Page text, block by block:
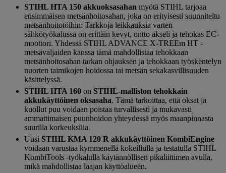
STIHL HTA 150 akkuoksasahan myötä STIHL tarjoaa
ensimmäisen metsänhoitosahan, joka on erityisesti suunniteltu
metsänhoitotöihin: Tarkkoja leikkauksia varten
sähkötyökalussa on erittäin kevyt, ontto akseli ja tehokas EC-
moottori. Yhdessä STIHL ADVANCE X-TREEm HT -
metsävaljaiden kanssa tämä mahdollistaa tehokkaan
metsänhoitosahan tarkan ohjauksen ja tehokkaan työskentelyn
nuorten taimikojen hoidossa tai metsän sekakasvillisuuden
käsittelyssä.
STIHL HTA 160 on STIHL-malliston tehokkain
akkukäyttöinen oksasaha. Tämä tarkoittaa, että oksat ja
kuollut puu voidaan poistaa turvallisesti ja mukavasti
ammattimaisen puunhoidon yhteydessä myös maanpinnasta
suurilla korkeuksilla.
Uusi STIHL KMA 120 R akkukäyttöinen KombiEngine
voidaan varustaa kymmenellä kokeillulla ja testatulla STIHL
KombiTools -työkalulla käytännöllisen pikaliittimen avulla,
mikä mahdollistaa laajan käyttöalueen.